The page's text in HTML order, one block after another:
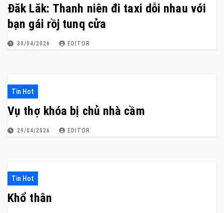
Đăk Lăk: Thanh niên đi taxi dỗi nhau với
bạn gái rồj tunq cửa
30/04/2026 EDITOR
Tin Hot
Vụ thợ khóa bị chủ nhà cầm
29/04/2026 EDITOR
Tin Hot
Khổ thân